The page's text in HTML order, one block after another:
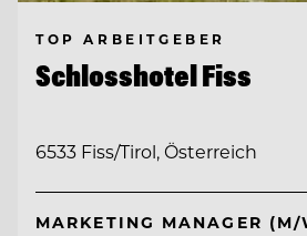
TOP ARBEITGEBER
Schlosshotel Fiss
6533 Fiss/Tirol, Österreich
MARKETING MANAGER (M/